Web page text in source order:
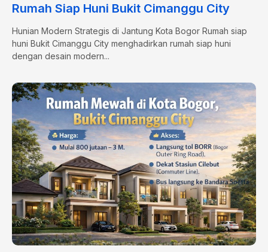
Rumah Siap Huni Bukit Cimanggu City
Hunian Modern Strategis di Jantung Kota Bogor Rumah siap
huni Bukit Cimanggu City menghadirkan rumah siap huni
dengan desain modern...